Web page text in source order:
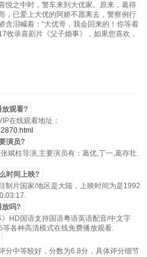
悦之中时，警车来到大优家。原来，葛得
，已爱上大优的阿娇不愿离去，警察例行
含泪喊着：“大优哥，我会回来的！你等着
收录喜剧片《父子婚事》，如果您喜欢，
放观看?
在线观看地址：
演员?
斌柱导演,主要演员有：葛优,丁一,葛存壮.
时间上映?
制片国家/地区是大陆，上映时间为是1992
放吗?
HD国语支持国语粤语英语配音/中文字
各种高清模式在线免费播放观看.
分中等较好，分数为6.8分，具体评分细节